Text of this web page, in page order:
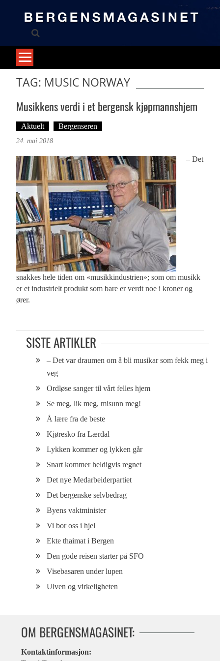
TAG: MUSIC NORWAY
Musikkens verdi i et bergensk kjøpmannshjem
Aktuelt Bergenseren
24. mai 2018
– Det
snakkes hele tiden om «musikkindustrien»; som om musikk
er et industrielt produkt som bare er verdt noe i kroner og
ører.
SISTE ARTIKLER
– Det var draumen om å bli musikar som fekk meg i
veg
Ordløse sanger til vårt felles hjem
Se meg, lik meg, misunn meg!
Å lære fra de beste
Kjøresko fra Lærdal
Lykken kommer og lykken går
Snart kommer heldigvis regnet
Det nye Medarbeiderpartiet
Det bergenske selvbedrag
Byens vaktminister
Vi bor oss i hjel
Ekte thaimat i Bergen
Den gode reisen starter på SFO
Visebasaren under lupen
Ulven og virkeligheten
OM BERGENSMAGASINET:
Kontaktinformasjon: